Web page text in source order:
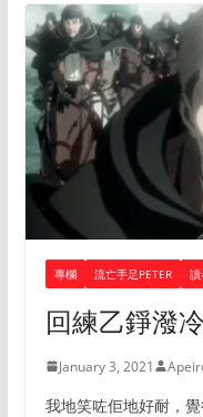
專欄 流亡手足PETER 讀
回練乙錚潑
January 3, 2021
我地笑咗佢地好耐，